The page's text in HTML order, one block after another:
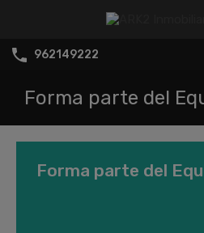
962149222
Forma parte del
Forma parte del